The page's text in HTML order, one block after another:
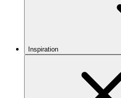
Inspiration